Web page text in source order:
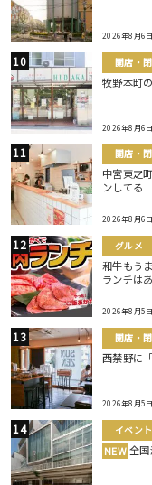
2026年8月6日
開店・
牧野本町
2026年8月6日
開店・
中宮東之
ンしてる
2026年8月6日
グルメ
和牛もう
ランチは
2026年8月5日
開店・
西禁野に
2026年8月5日
イベント
NEW 全